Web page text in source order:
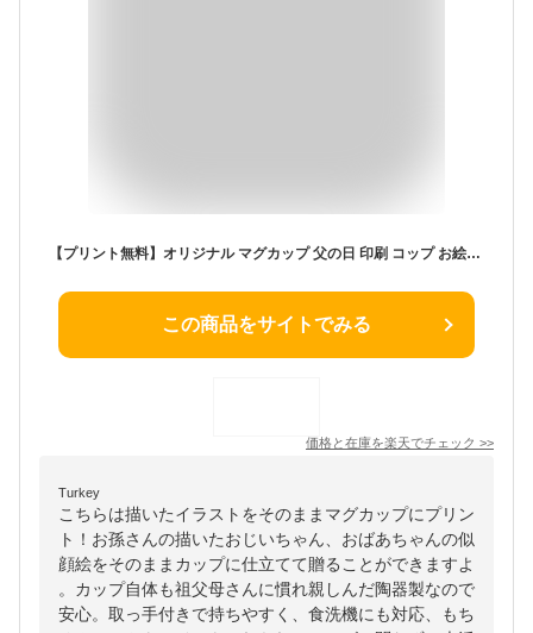
【プリント無料】オリジナル マグカップ 父の日 印刷 コップ お絵描き イラスト 絵 プリント 子供 孫 写真 カップ 陶器 食洗機対応 洗いやすい 電子レンジ対応 レンジ対応 ホワイト 白 ギフト ラッピング 贈答品 出産祝い 内祝い 誕生日 記念日 母の日 敬老の日 送料無料
この商品をサイトでみる
価格と在庫を楽天でチェック >>
Turkey
こちらは描いたイラストをそのままマグカップにプリン
ト！お孫さんの描いたおじいちゃん、おばあちゃんの似
顔絵をそのままカップに仕立てて贈ることができますよ
。カップ自体も祖父母さんに慣れ親しんだ陶器製なので
安心。取っ手付きで持ちやすく、食洗機にも対応、もち